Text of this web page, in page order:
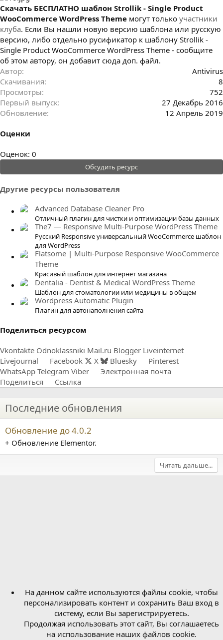
а
и
я
Cкачать БЕСПЛАТНО шаблон Strollik - Single Product
WooCommerce WordPress Theme могут только участники
клуба. Если Вы нашли новую версию шаблона или русскую
версию, либо отдельно русификатор к шаблону Strollik -
Single Product WooCommerce WordPress Theme - сообщите
об этом автору, он добавит сюда доп. файл.
Автор
Antivirus
Скачивания
8
Просмотры
752
Первый выпуск
27 Декабрь 2016
Обновление
12 Апрель 2019
Оценки
0
.
0
0
з
Оценок: 0
Обсудить ресурс
Другие ресурсы пользователя
Advanced Database Cleaner Pro
Отличный плагин для чистки и оптимизации базы данных
The7 — Responsive Multi-Purpose WordPress Theme
Русский Responsive универсальный WooCommerce шаблон
для WordPress
Flatsome | Multi-Purpose Responsive WooCommerce
Theme
Красивый шаблон для интернет магазина
Dentalia - Dentist & Medical WordPress Theme
Шаблон для стоматологии или медицины в общем
Wordpress Automatic Plugin
Плагин для автонаполнения сайта
Поделиться ресурсом
Vkontakte Odnoklassniki Mail.ru Blogger Liveinternet
Livejournal
Facebook X Bluesky
Pinterest
WhatsApp Telegram Viber
Электронная почта
Поделиться
Ссылка
Последние обновления
Обновление до 4.0.2
+ Обновление Elementor.
Читать дальше...
На данном сайте используются файлы cookie, чтобы
персонализировать контент и сохранить Ваш вход в
систему, если Вы зарегистрируетесь.
Продолжая использовать этот сайт, Вы соглашаетесь
на использование наших файлов cookie.